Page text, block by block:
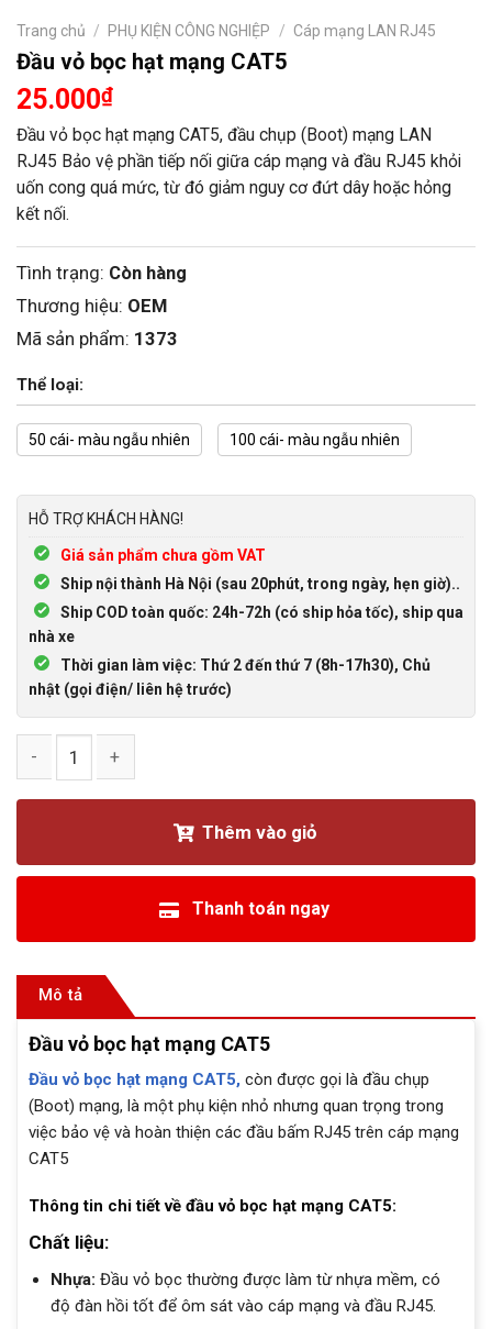
Trang chủ / PHỤ KIỆN CÔNG NGHIỆP / Cáp mạng LAN RJ45
Đầu vỏ bọc hạt mạng CAT5
25.000₫
Đầu vỏ bọc hạt mạng CAT5, đầu chụp (Boot) mạng LAN
RJ45 Bảo vệ phần tiếp nối giữa cáp mạng và đầu RJ45 khỏi
uốn cong quá mức, từ đó giảm nguy cơ đứt dây hoặc hỏng
kết nối.
Tình trạng: Còn hàng
Thương hiệu: OEM
Mã sản phẩm: 1373
Thể loại:
50 cái- màu ngẫu nhiên 100 cái- màu ngẫu nhiên
HỖ TRỢ KHÁCH HÀNG!
Giá sản phẩm chưa gồm VAT
Ship nội thành Hà Nội (sau 20phút, trong ngày, hẹn giờ)..
Ship COD toàn quốc: 24h-72h (có ship hỏa tốc), ship qua
nhà xe
Thời gian làm việc: Thứ 2 đến thứ 7 (8h-17h30), Chủ
nhật (gọi điện/ liên hệ trước)
Thêm vào giỏ
Thanh toán ngay
Mô tả
Đầu vỏ bọc hạt mạng CAT5
Đầu vỏ bọc hạt mạng CAT5, còn được gọi là đầu chụp
(Boot) mạng, là một phụ kiện nhỏ nhưng quan trọng trong
việc bảo vệ và hoàn thiện các đầu bấm RJ45 trên cáp mạng
CAT5
Thông tin chi tiết về đầu vỏ bọc hạt mạng CAT5:
Chất liệu:
Nhựa: Đầu vỏ bọc thường được làm từ nhựa mềm, có
độ đàn hồi tốt để ôm sát vào cáp mạng và đầu RJ45.